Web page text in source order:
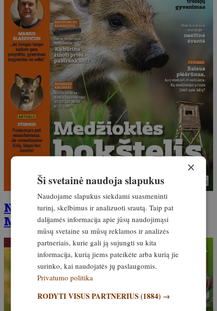
Naujausias žurnalo priedas –
MEDŽIOKLINIS ŠUO
×
Ši svetainė naudoja slapukus
Naudojame slapukus siekdami suasmeninti
turinį, skelbimus ir analizuoti srautą. Taip pat
dalijamės informacija apie jūsų naudojimąsi
mūsų svetaine su mūsų reklamos ir analizės
partneriais, kurie gali ją sujungti su kita
informacija, kurią jiems pateikėte arba kurią jie
surinko, kai naudojatės jų paslaugomis.
Privatumo politika
RODYTI VISUS PARTNERIUS(1884) →